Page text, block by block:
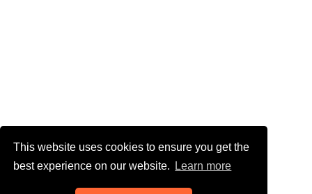
This website uses cookies to ensure you get the
best experience on our website.
Learn more